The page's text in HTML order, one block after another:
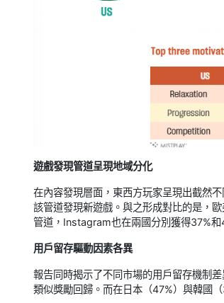
遊戲發現管道呈現地域分化
在內容發現層面，東西方玩家呈現出截然
該管道發現新遊戲。與之形成對比的是，
管道，Instagram也在兩國分別獲得37%和
用戶留存驅動因素各異
報告同時揭示了不同市場的用戶留存機制
類似獎勵回歸。而在日本（47%）與韓國